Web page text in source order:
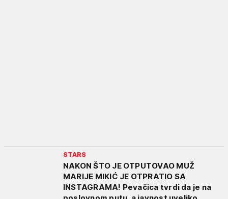
STARS
NAKON ŠTO JE OTPUTOVAO MUŽ
MARIJE MIKIĆ JE OTPRATIO SA
INSTAGRAMA! Pevačica tvrdi da je na